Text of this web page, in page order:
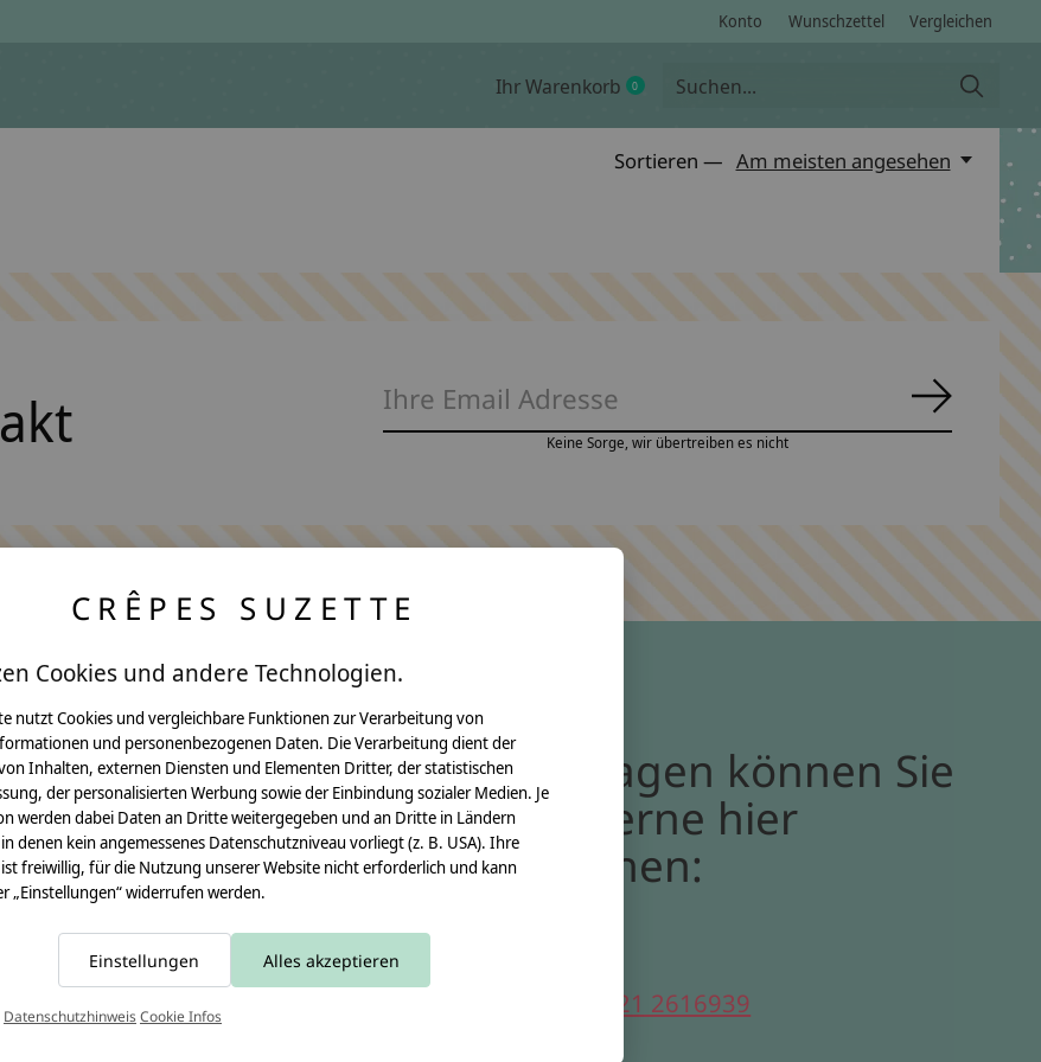
Konto Wunschzettel Vergleichen
Ihr Warenkorb 0items
Sortieren — Am meisten angesehen
Keine Sorge, wir übertreiben es nicht
Nähset
MOMA
Leseknochen
Schnittmuster
Bei Fragen können Sie
uns gerne hier
erreichen:
0221 2616939
CRÊPES SUZETTE
Cookies und andere Technologien.
nutzt Cookies und vergleichbare Funktionen zur Verarbeitung von
und personenbezogenen Daten. Die Verarbeitung dient der
Inhalten, externen Diensten und Elementen Dritter, der statistischen
der personalisierten Werbung sowie der Einbindung sozialer Medien. Je
werden dabei Daten an Dritte weitergegeben und an Dritte in Ländern
denen kein angemessenes Datenschutzniveau vorliegt (z. B. USA). Ihre
freiwillig, für die Nutzung unserer Website nicht erforderlich und kann
„Einstellungen“ widerrufen werden.
Einstellungen Alles akzeptieren
DatenschutzhinweisCookie Infos